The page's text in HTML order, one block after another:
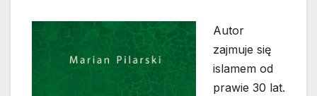
Autor
zajmuje się
islamem od
prawie 30 lat.